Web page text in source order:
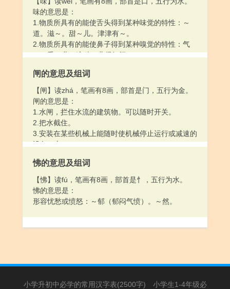
味的意思是：
1.物质所具有的能使舌头得到某种味觉的特性：～
道。滋～。甜～儿。津津有～。
2.物质所具有的能使鼻子得到某种嗅觉的特性：气
～。香～儿。这种～儿很好闻。
儿。
4.指某类菜肴、食品：腊～。美～。野～。山珍海
～。
5.辨别味道：体～。
6.用于中药：这个方子共有七～药。
闸的意思及组词
【闸】读zhá，笔画有8画，部首是门，五行为金。
闸的意思是：
1.水闸，拦住水流的建筑物。可以随时开关。
2.把水截住。
3.安装在某些机械上能随时使机械停止运行或减速的
设备：车～。
怫的意思及组词
【怫】读fú，笔画有8画，部首是忄，五行为水。
怫的意思是：
形容忧愁或愤怒：～郁（郁闷气愤）。～然。
小学升初中必学的常用汉字表(2500字)
小学生1-4年级必